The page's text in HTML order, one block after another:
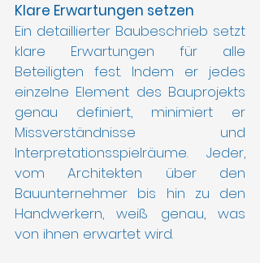
Klare Erwartungen setzen
Ein detaillierter Baubeschrieb setzt
klare Erwartungen für alle
Beteiligten fest. Indem er jedes
einzelne Element des Bauprojekts
genau definiert, minimiert er
Missverständnisse und
Interpretationsspielräume. Jeder,
vom Architekten über den
Bauunternehmer bis hin zu den
Handwerkern, weiß genau, was
von ihnen erwartet wird.